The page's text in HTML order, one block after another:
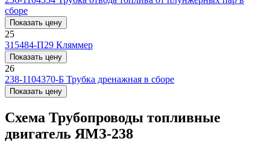
сборе
Показать цену
25
315484-П29 Кляммер
Показать цену
26
238-1104370-Б Трубка дренажная в сборе
Показать цену
Схема Трубопроводы топливные
двигатель ЯМЗ-238